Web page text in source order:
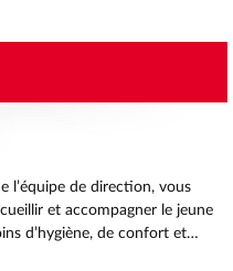
DE JEUNES
l’équipe de direction, vous
et accompagner le jeune
d’hygiène, de confort et…